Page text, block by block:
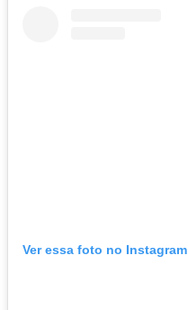
Ver essa foto no Instagram